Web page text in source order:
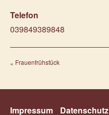
Telefon
039849389848
Frauenfrühstück
Impressum Datenschutz